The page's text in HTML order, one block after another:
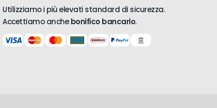
Utilizziamo i più elevati standard di sicurezza.
Accettiamo anchebonifico bancario.